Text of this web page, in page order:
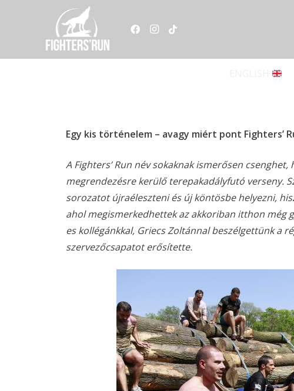
Egy kis történelem – avagy miért pont Fighters’
A Fighters’ Run név sokaknak ismerősen
megrendezésre kerülő terepakadályfutó verseny.
sorozatot újraéleszteni és új köntösbe helyezni,
ahol megismerkedhettek az akkoriban itthon még
es kollégánkkal, Griecs Zoltánnal beszélgettünk a
szervezőcsapatot erősítette.